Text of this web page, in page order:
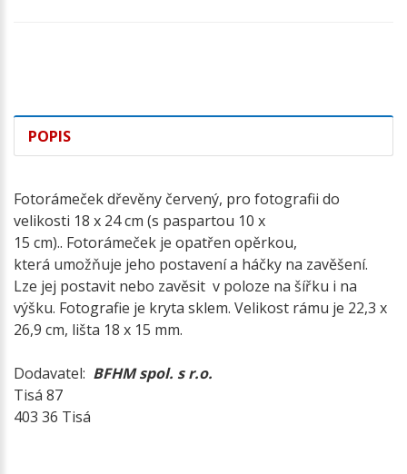
POPIS
Fotorámeček dřevěny červený, pro fotografii do
velikosti 18 x 24 cm (s paspartou 10 x
15 cm).. Fotorámeček je opatřen opěrkou,
která umožňuje jeho postavení a háčky na zavěšení.
Lze jej postavit nebo zavěsit v poloze na šířku i na
výšku. Fotografie je kryta sklem. Velikost rámu je 22,3 x
26,9 cm, lišta 18 x 15 mm.
Dodavatel: BFHM spol. s r.o.
Tisá 87
403 36 Tisá